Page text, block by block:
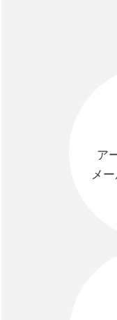
ア
メ